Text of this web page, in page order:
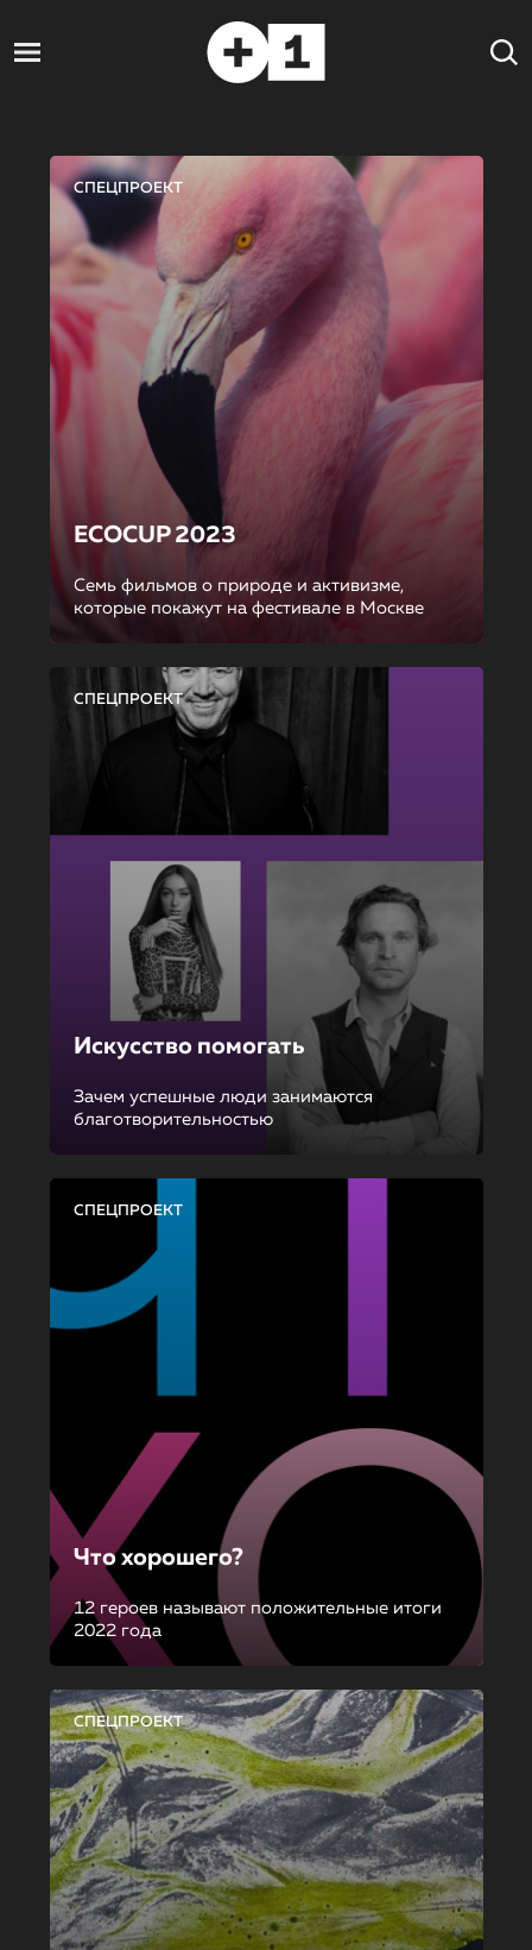
СПЕЦПРОЕКТ
ECOCUP 2023
Семь фильмов о природе и активизме,
которые покажут на фестивале в Москве
СПЕЦПРОЕКТ
Искусство помогать
Зачем успешные люди занимаются
благотворительностью
СПЕЦПРОЕКТ
Что хорошего?
12 героев называют положительные итоги
2022 года
СПЕЦПРОЕКТ